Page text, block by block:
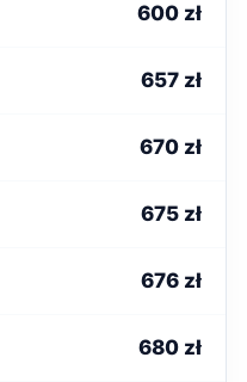
600 zł
657 zł
670 zł
675 zł
676 zł
680 zł